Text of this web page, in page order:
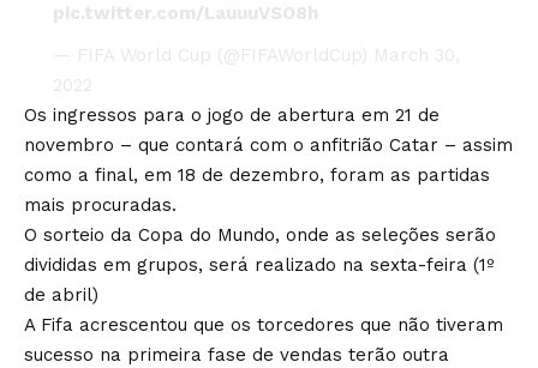
pic.twitter.com/LauuuVSO8h
— FIFA World Cup (@FIFAWorldCup) March 30,
2022
Os ingressos para o jogo de abertura em 21 de
novembro – que contará com o anfitrião Catar – assim
como a final, em 18 de dezembro, foram as partidas
mais procuradas.
O sorteio da Copa do Mundo, onde as seleções serão
divididas em grupos, será realizado na sexta-feira (1º
de abril)
A Fifa acrescentou que os torcedores que não tiveram
sucesso na primeira fase de vendas terão outra